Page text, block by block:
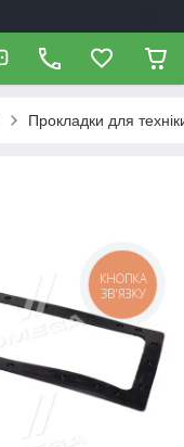
Прокладки для
КНОПКА
ЗВ'ЯЗКУ